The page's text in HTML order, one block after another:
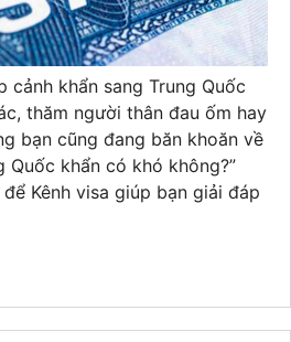
cảnh khẩn sang Trung Quốc
thăm người thân đau ốm hay
bạn cũng đang băn khoăn về
Quốc khẩn có khó không?”
Kênh visa giúp bạn giải đáp